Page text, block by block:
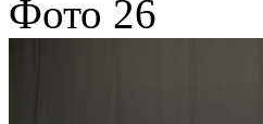
Фото 26